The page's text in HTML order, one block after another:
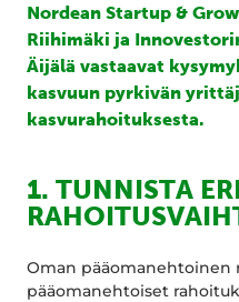
Nordean Startup &
Riihimäki ja
Äijälä vastaavat
kasvuun pyrkivän
kasvurahoituksesta.
1. TUNNISTA
Oman pääomanehtoinen
pääomanehtoiset